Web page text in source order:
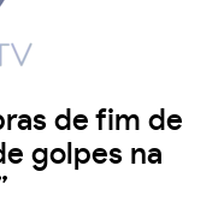
de fim de
golpes na